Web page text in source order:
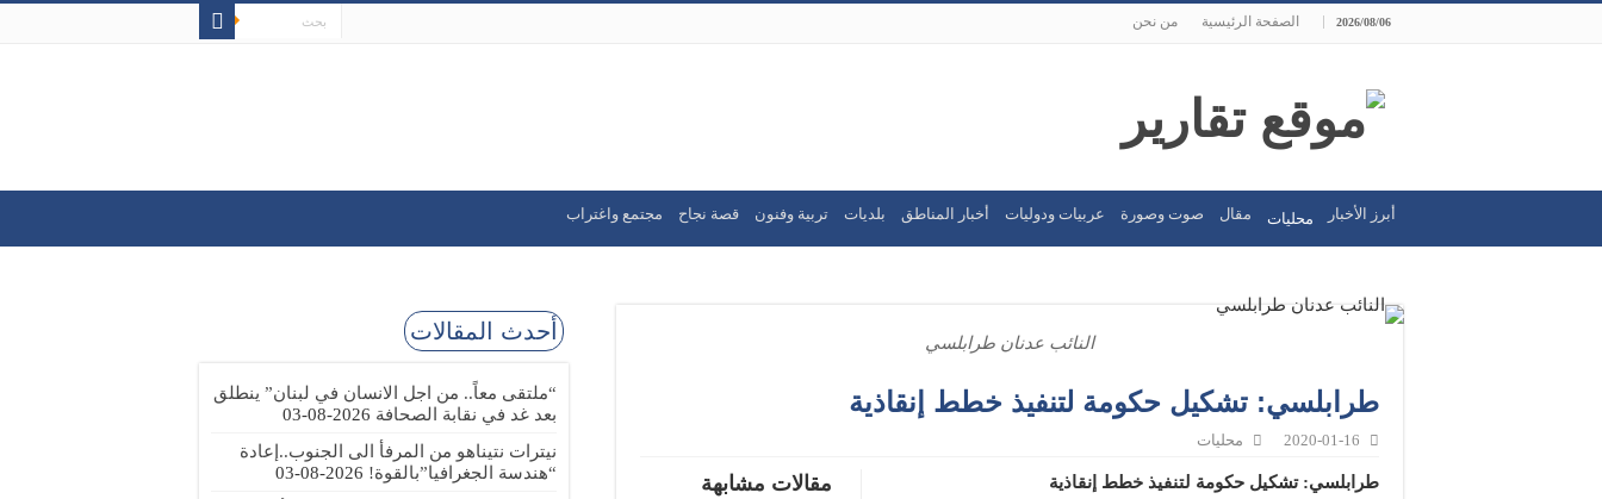
2026/08/06 الصفحة الرئيسية من نحن
أبرز الأخبار محليات مقال صوت وصورة عربيات ودوليات أخبار المناطق بلديات تربية وفنون قصة نجاح مجتمع واغتراب
النائب عدنان طرابلسي
طرابلسي: تشكيل حكومة لتنفيذ خطط إنقاذية
2020-01-16 محليات
مقالات مشابهة طرابلسي: تشكيل حكومة لتنفيذ خطط إنقاذية
أحدث المقالات
“ملتقى معاً.. من اجل الانسان في لبنان” ينطلق
بعد غد في نقابة الصحافة 2026-08-03
نيترات نتيناهو من المرفأ الى الجنوب..إعادة
“هندسة الجغرافيا”بالقوة! 2026-08-03